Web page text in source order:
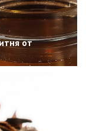
от